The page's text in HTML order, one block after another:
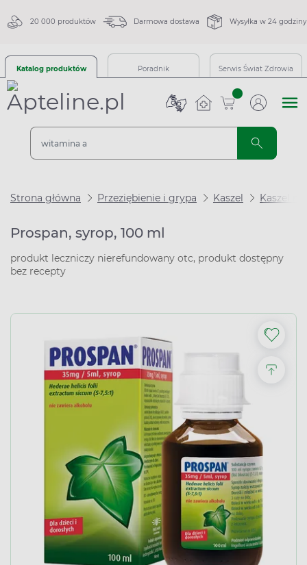
20 000 produktów Darmowa dostawa Wysyłka w 24 godziny
Katalog produktów Poradnik Serwis Świat Zdrowia
sztuk
Strona główna Przeziębienie i grypa Kaszel Kaszel
Prospan, syrop, 100 ml
produkt leczniczy nierefundowany otc, produkt dostępny
bez recepty